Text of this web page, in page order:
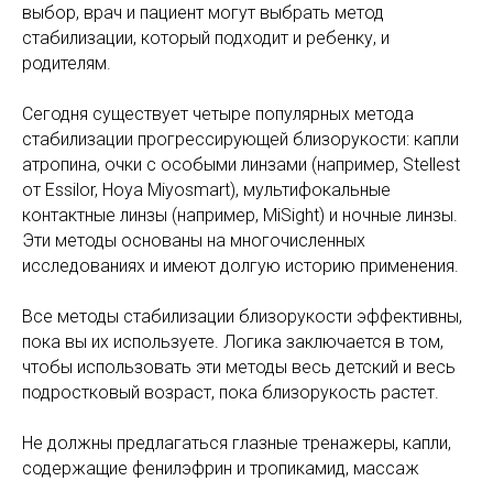
выбор, врач и пациент могут выбрать метод
стабилизации, который подходит и ребенку, и
родителям.
Сегодня существует четыре популярных метода
стабилизации прогрессирующей близорукости: капли
атропина, очки с особыми линзами (например, Stellest
от Essilor, Hoya Miyosmart), мультифокальные
контактные линзы (например, MiSight) и ночные линзы.
Эти методы основаны на многочисленных
исследованиях и имеют долгую историю применения.
Все методы стабилизации близорукости эффективны,
пока вы их используете. Логика заключается в том,
чтобы использовать эти методы весь детский и весь
подростковый возраст, пока близорукость растет.
Не должны предлагаться глазные тренажеры, капли,
содержащие фенилэфрин и тропикамид, массаж